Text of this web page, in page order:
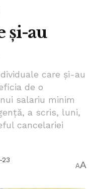
și-au
care și-au
de o
salariu minim
a scris, luni,
cancelariei
23
AA